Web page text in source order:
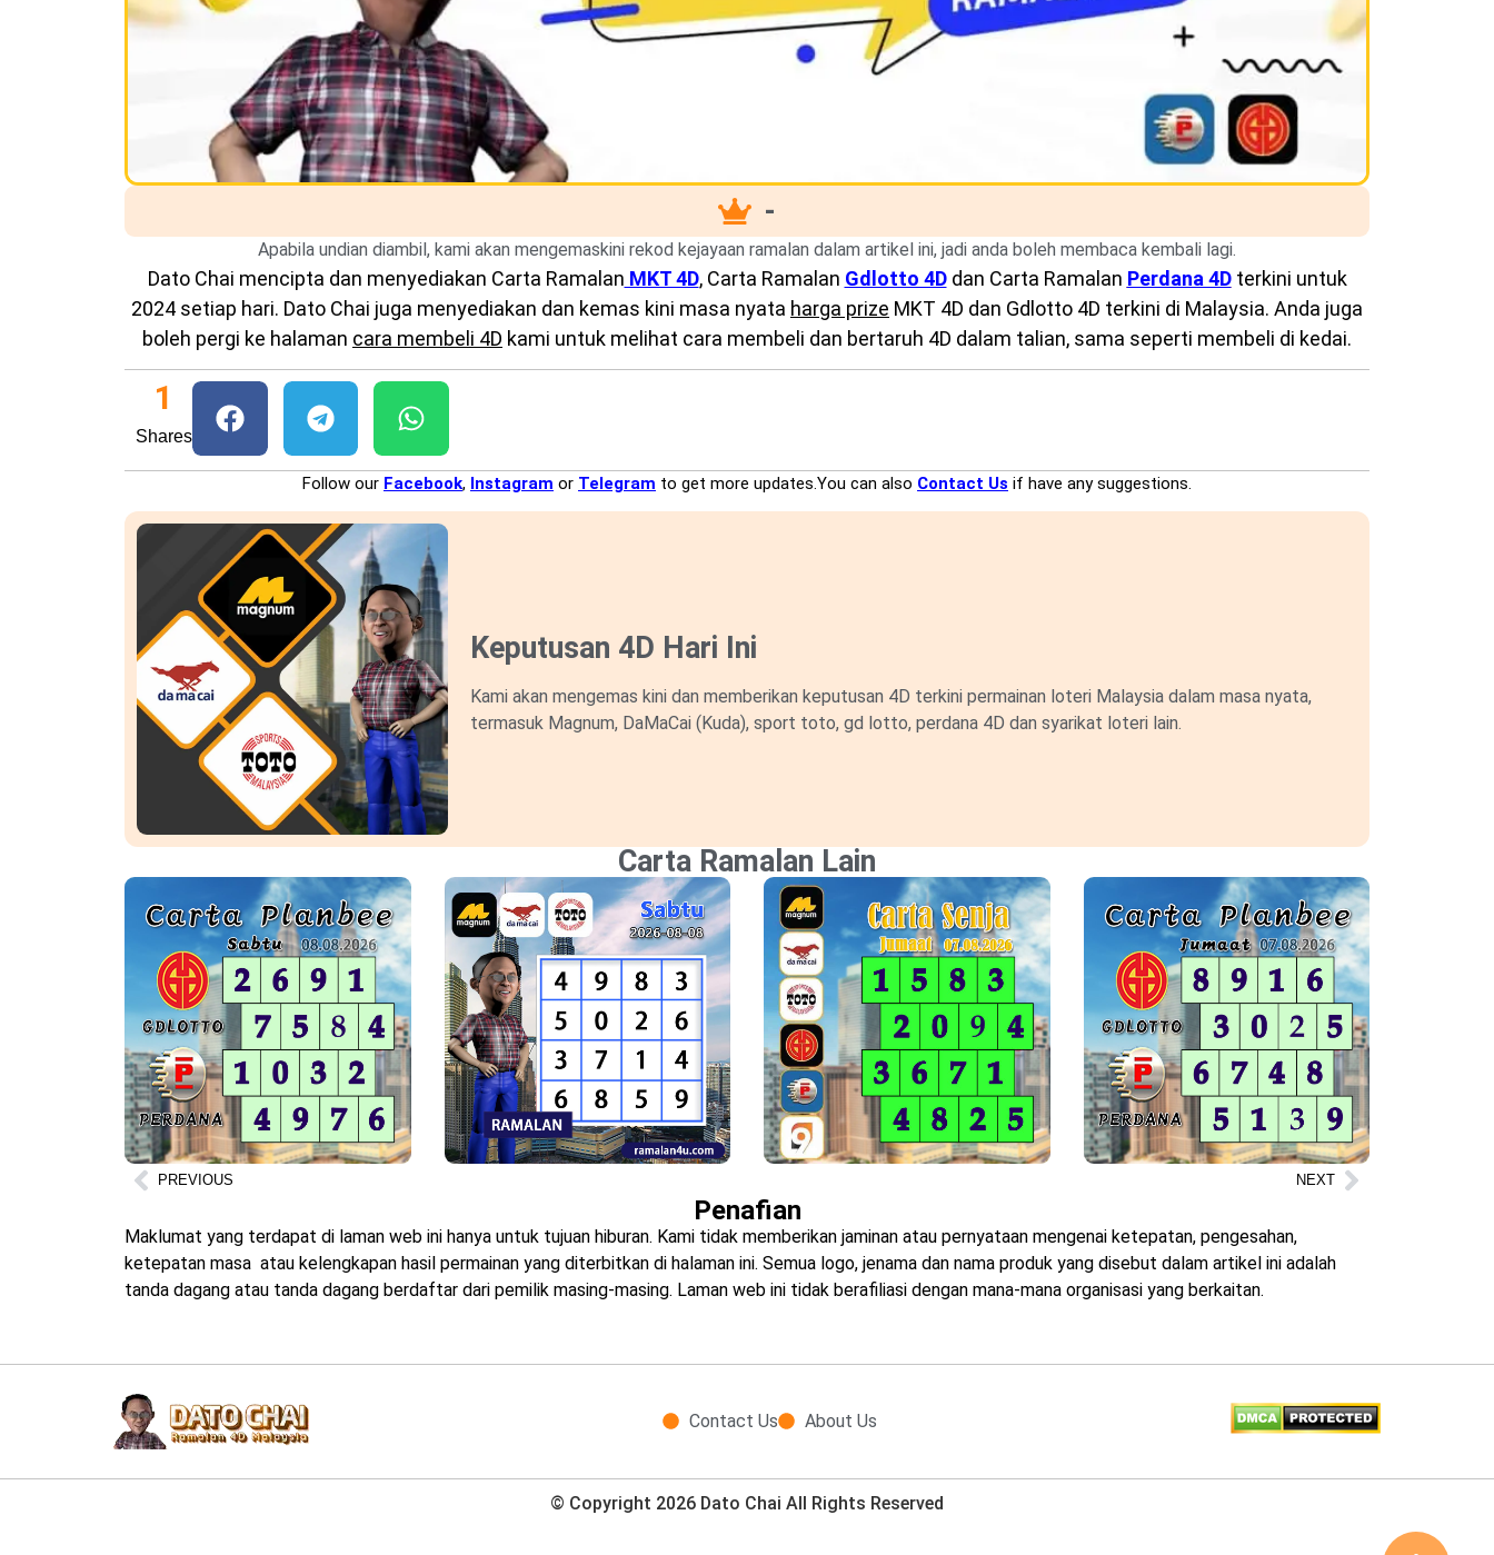
-
Apabila undian diambil, kami akan mengemaskini rekod kejayaan ramalan dalam artikel ini, jadi anda boleh membaca kembali lagi.
Dato Chai mencipta dan menyediakan Carta Ramalan MKT 4D, Carta Ramalan Gdlotto 4Ddan Carta Ramalan Perdana 4Dterkini untuk
2024 setiap hari. Dato Chai juga menyediakan dan kemas kini masa nyata harga prize MKT 4D dan Gdlotto 4D terkini di Malaysia. Anda juga
boleh pergi ke halaman cara membeli 4D kami untuk melihat cara membeli dan bertaruh 4D dalam talian, sama seperti membeli di kedai.
Shares
1
Follow our Facebook, Instagram or Telegram to get more updates.You can also Contact Us if have any suggestions.
Keputusan 4D Hari Ini
Kami akan mengemas kini dan memberikan keputusan 4D terkini permainan loteri Malaysia dalam masa nyata,
termasuk Magnum, DaMaCai (Kuda), sport toto, gd lotto, perdana 4D dan syarikat loteri lain.
Carta Ramalan Lain
PREVIOUS NEXT
Penafian
Maklumat yang terdapat di laman web ini hanya untuk tujuan hiburan. Kami tidak memberikan jaminan atau pernyataan mengenai ketepatan, pengesahan,
ketepatan masa atau kelengkapan hasil permainan yang diterbitkan di halaman ini. Semua logo, jenama dan nama produk yang disebut dalam artikel ini adalah
tanda dagang atau tanda dagang berdaftar dari pemilik masing-masing. Laman web ini tidak berafiliasi dengan mana-mana organisasi yang berkaitan.
Contact Us About Us
© Copyright 2026 Dato Chai All Rights Reserved